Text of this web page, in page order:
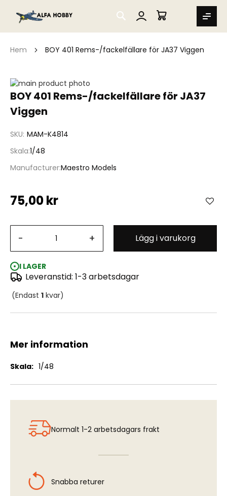
SEARCH
MIN VARUKORG
Hem BOY 401 Rems-/fackelfällare för JA37 Viggen
BOY 401 Rems-/fackelfällare för JA37
Viggen
SKU MAM-K4814
Skala 1/48
ManufacturerMaestro Models
75,00 kr
- + Lägg i varukorg
I LAGER
Leveranstid: 1-3 arbetsdagar
(Endast 1 kvar)
Hoppa
till
av
BOY 401 Rems-/fackelfällare för JA37 Viggen
Hoppa
början
bildgalleriet
Mer information
Mer
1/48
Normalt 1-2 arbetsdagars frakt
Snabba returer